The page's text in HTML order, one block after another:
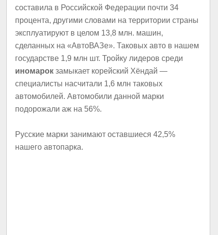
составила в Российской Федерации почти 34
процента, другими словами на территории страны
эксплуатируют в целом 13,8 млн. машин,
сделанных на «АвтоВАЗе». Таковых авто в нашем
государстве 1,9 млн шт. Тройку лидеров среди
иномарок замыкает корейский Хёндай —
специалисты насчитали 1,6 млн таковых
автомобилей. Автомобили данной марки
подорожали аж на 56%.
Русские марки занимают оставшиеся 42,5%
нашего автопарка.